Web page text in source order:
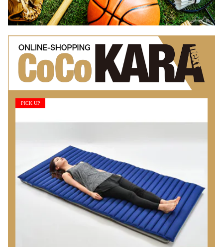
PICK UP